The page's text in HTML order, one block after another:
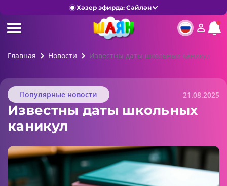
Хәзер эфирда: Сәйлән
Главная Новости Известны даты школьных каникул
Популярные новости 21.08.2025
Известны даты школьных
каникул